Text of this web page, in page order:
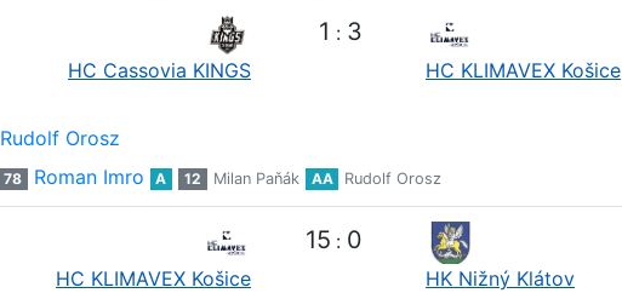
HC Cassovia KINGS
1 : 3
HC KLIMAVEX Košice
Rudolf Orosz
78 Roman Imro A 12 Milan Paňák AA Rudolf Orosz
HC KLIMAVEX Košice
15 : 0
HK Nižný Klátov